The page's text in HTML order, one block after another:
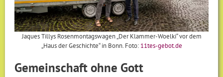
Jaques Tillys Rosenmontagswagen „Der Klammer-Woelki“ vor dem
„Haus der Geschichte“ in Bonn. Foto: 11tes-gebot.de
Gemeinschaft ohne Gott